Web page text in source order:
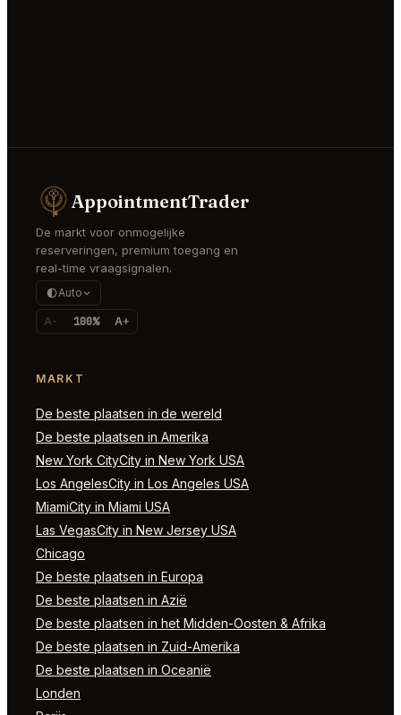
AppointmentTrader
De markt voor onmogelijke
reserveringen, premium toegang en
real-time vraagsignalen.
Auto
A- 100% A+
MARKT
De beste plaatsen in de wereld
De beste plaatsen in Amerika
New York CityCity in New York USA
Los AngelesCity in Los Angeles USA
MiamiCity in Miami USA
Las VegasCity in New Jersey USA
Chicago
De beste plaatsen in Europa
De beste plaatsen in Azië
De beste plaatsen in het Midden-Oosten & Afrika
De beste plaatsen in Zuid-Amerika
De beste plaatsen in Oceanië
Londen